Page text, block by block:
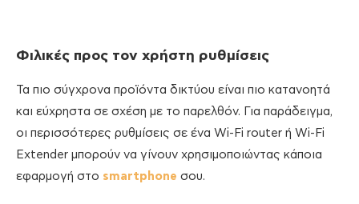
Φιλικές προς τον χρήστη ρυθμίσεις
Τα πιο σύγχρονα προϊόντα δικτύου είναι πιο κατανοητά
και εύχρηστα σε σχέση με το παρελθόν. Για παράδειγμα,
οι περισσότερες ρυθμίσεις σε ένα Wi-Fi router ή Wi-Fi
Extender μπορούν να γίνουν χρησιμοποιώντας κάποια
εφαρμογή στο smartphone σου.